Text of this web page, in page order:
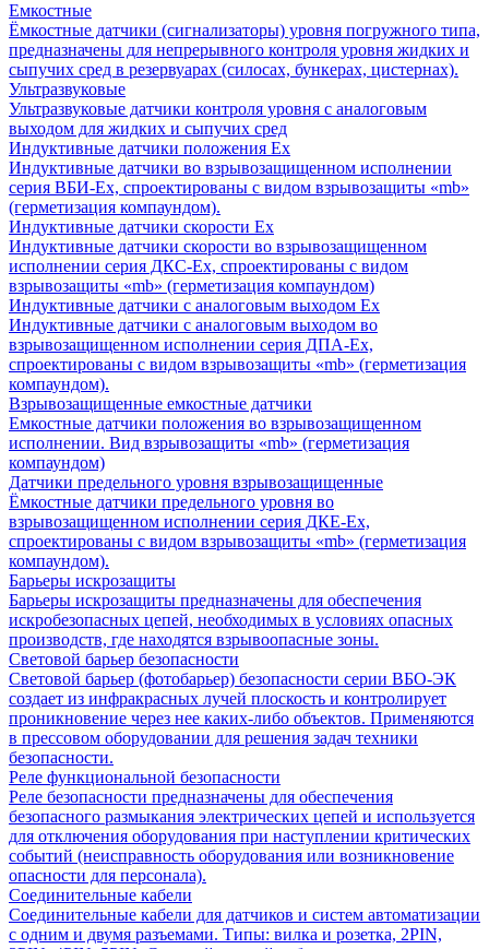
Емкостные
Ёмкостные датчики (сигнализаторы) уровня погружного типа,
предназначены для непрерывного контроля уровня жидких и
сыпучих сред в резервуарах (силосах, бункерах, цистернах).
Ультразвуковые
Ультразвуковые датчики контроля уровня с аналоговым
выходом для жидких и сыпучих сред
Индуктивные датчики положения Ех
Индуктивные датчики во взрывозащищенном исполнении
серия ВБИ-Ех, спроектированы с видом взрывозащиты «mb»
(герметизация компаундом).
Индуктивные датчики скорости Ех
Индуктивные датчики скорости во взрывозащищенном
исполнении серия ДКС-Ех, спроектированы с видом
взрывозащиты «mb» (герметизация компаундом)
Индуктивные датчики с аналоговым выходом Ех
Индуктивные датчики с аналоговым выходом во
взрывозащищенном исполнении серия ДПА-Ех,
спроектированы с видом взрывозащиты «mb» (герметизация
компаундом).
Взрывозащищенные емкостные датчики
Емкостные датчики положения во взрывозащищенном
исполнении. Вид взрывозащиты «mb» (герметизация
компаундом)
Датчики предельного уровня взрывозащищенные
Ёмкостные датчики предельного уровня во
взрывозащищенном исполнении серия ДКЕ-Ех,
спроектированы с видом взрывозащиты «mb» (герметизация
компаундом).
Барьеры искрозащиты
Барьеры искрозащиты предназначены для обеспечения
искробезопасных цепей, необходимых в условиях опасных
производств, где находятся взрывоопасные зоны.
Световой барьер безопасности
Световой барьер (фотобарьер) безопасности серии ВБО-ЭК
создает из инфракрасных лучей плоскость и контролирует
проникновение через нее каких-либо объектов. Применяются
в прессовом оборудовании для решения задач техники
безопасности.
Реле функциональной безопасности
Реле безопасности предназначены для обеспечения
безопасного размыкания электрических цепей и используется
для отключения оборудования при наступлении критических
событий (неисправность оборудования или возникновение
опасности для персонала).
Соединительные кабели
Соединительные кабели для датчиков и систем автоматизации
с одним и двумя разъемами. Типы: вилка и розетка, 2PIN,